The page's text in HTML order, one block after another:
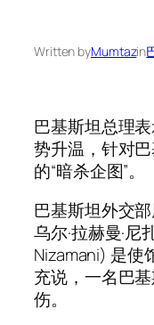
Written byMumtazin
巴基斯坦总理
势升温，针对
的“暗杀企图”。
巴基斯坦外交
乌尔·拉赫曼·尼
Nizamani) 是使
充说，一名巴
伤。